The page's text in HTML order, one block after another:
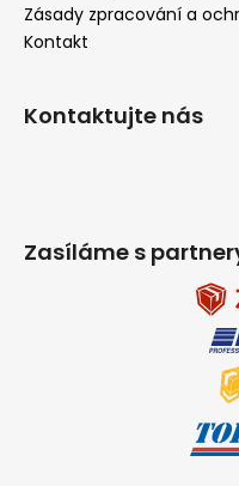
Zásady zpracování a
Kontakt
Kontaktujte nás
Zasíláme s